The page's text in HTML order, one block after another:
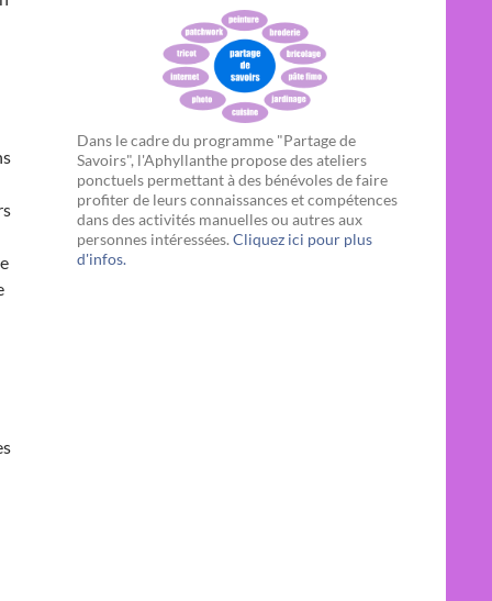
Dans le cadre du programme "Partage de
Savoirs", l'Aphyllanthe propose des ateliers
ponctuels permettant à des bénévoles de faire
profiter de leurs connaissances et compétences
dans des activités manuelles ou autres aux
personnes intéressées. Cliquez ici pour plus
d'infos.